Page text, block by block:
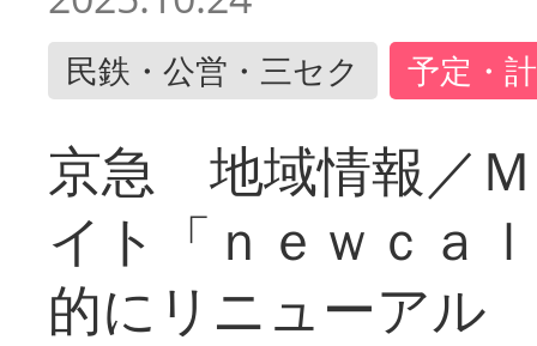
民鉄・公営・三セク 予定・
京急 地域情報／
イト「ｎｅｗｃａ
的にリニューアル